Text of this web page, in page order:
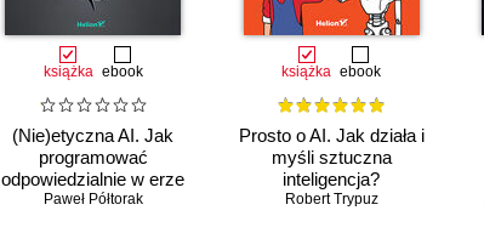
książka ebook
(Nie)etyczna AI. Jak
programować
odpowiedzialnie w erze
sztucznej inteligencji
Paweł Półtorak
książka ebook
Prosto o AI. Jak działa i
myśli sztuczna
inteligencja?
Robert Trypuz